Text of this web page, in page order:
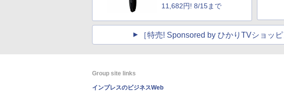
11,682円! 8/15まで
［特売! Sponsored by ひかりTVショッ
Group site links
インプレスのビジネスWeb